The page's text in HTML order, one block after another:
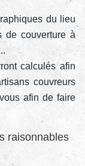
du lieu
de couverture à
calculés afin
couvreurs
afin de faire
raisonnables